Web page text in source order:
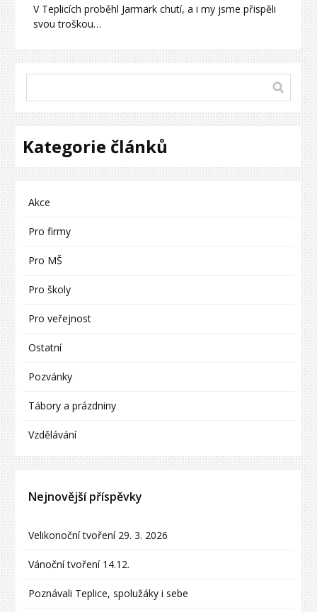
V Teplicích proběhl Jarmark chutí, a i my jsme přispěli
svou troškou…
Kategorie článků
Akce
Pro firmy
Pro MŠ
Pro školy
Pro veřejnost
Ostatní
Pozvánky
Tábory a prázdniny
Vzdělávání
Nejnovější příspěvky
Velikonoční tvoření 29. 3. 2026
Vánoční tvoření 14.12.
Poznávali Teplice, spolužáky i sebe